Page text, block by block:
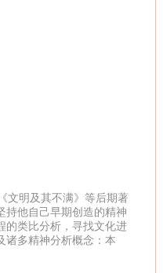
文明及其不满》等后期著
持他自己早期创造的精神
的类比分析，寻找文化进
诸多精神分析概念：本